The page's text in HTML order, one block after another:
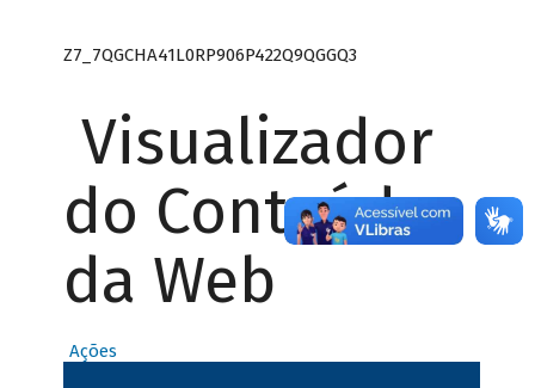
Z7_7QGCHA41L0RP906P422Q9QGGQ3
Visualizador
do Conteúdo
da Web
Ações